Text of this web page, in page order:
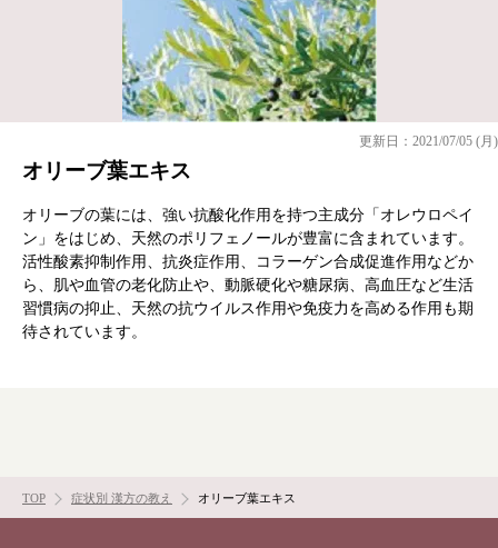
更新日：2021/07/05 (月)
オリーブ葉エキス
オリーブの葉には、強い抗酸化作用を持つ主成分「オレウロペイ
ン」をはじめ、天然のポリフェノールが豊富に含まれています。
活性酸素抑制作用、抗炎症作用、コラーゲン合成促進作用などか
ら、肌や血管の老化防止や、動脈硬化や糖尿病、高血圧など生活
習慣病の抑止、天然の抗ウイルス作用や免疫力を高める作用も期
待されています。
TOP 症状別 漢方の教え オリーブ葉エキス